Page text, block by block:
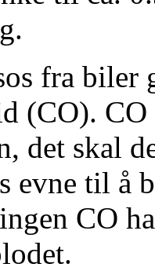
fra biler
(CO).
det skal
evne til å
CO